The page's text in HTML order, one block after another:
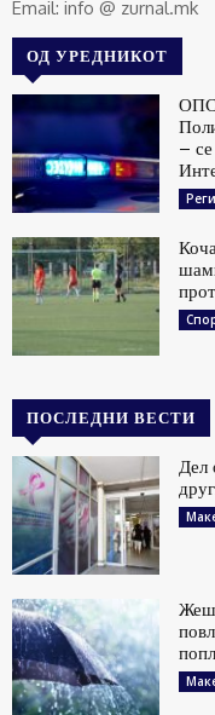
Email: info @ zurnal.mk
ОД УРЕДНИКОТ
–
ПОСЛЕДНИ ВЕСТИ
Дел